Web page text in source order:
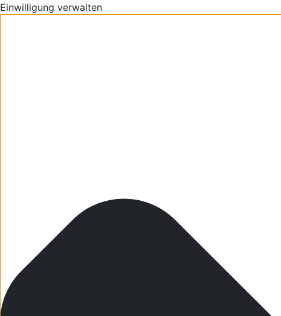
Einwilligung verwalten